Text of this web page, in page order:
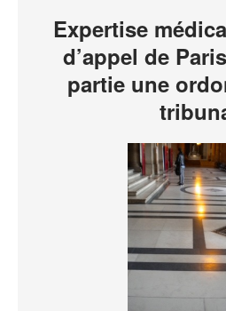
Expertise
d’appel de
partie une